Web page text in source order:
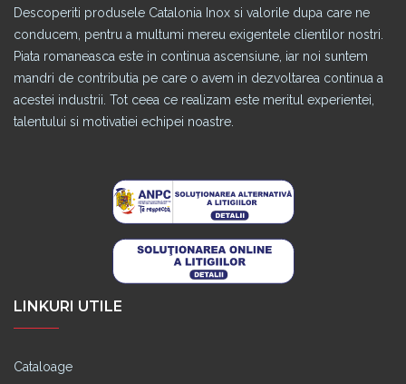
Descoperiti produsele Catalonia Inox si valorile dupa care ne
conducem, pentru a multumi mereu exigentele clientilor nostri.
Piata romaneasca este in continua ascensiune, iar noi suntem
mandri de contributia pe care o avem in dezvoltarea continua a
acestei industrii. Tot ceea ce realizam este meritul experientei,
talentului si motivatiei echipei noastre.
LINKURI UTILE
Cataloage